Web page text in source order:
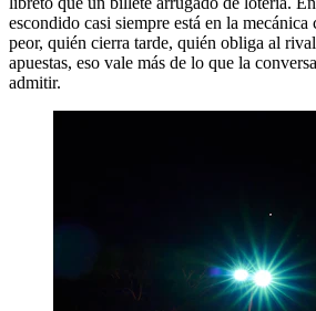
escondido casi siempre está en la mecánica
peor, quién cierra tarde, quién obliga al
apuestas, eso vale más de lo que la
admitir.